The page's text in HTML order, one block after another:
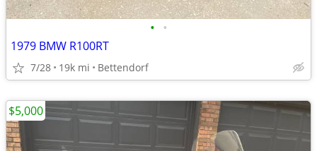
• •
1979 BMW R100RT
7/28 19k mi Bettendorf
$5,000